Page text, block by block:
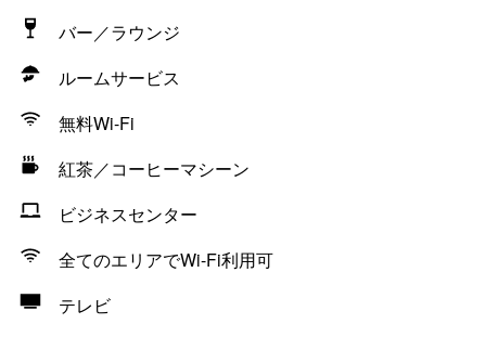
バー／ラウンジ
ルームサービス
無料Wi-Fi
紅茶／コーヒーマシーン
ビジネスセンター
全てのエリアでWi-Fi利用可
テレビ